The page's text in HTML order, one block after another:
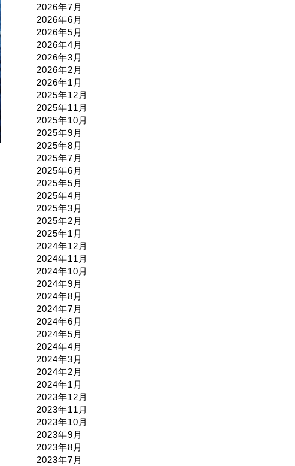
2026年7月
2026年6月
2026年5月
2026年4月
2026年3月
2026年2月
2026年1月
2025年12月
2025年11月
2025年10月
2025年9月
2025年8月
2025年7月
2025年6月
2025年5月
2025年4月
2025年3月
2025年2月
2025年1月
2024年12月
2024年11月
2024年10月
2024年9月
2024年8月
2024年7月
2024年6月
2024年5月
2024年4月
2024年3月
2024年2月
2024年1月
2023年12月
2023年11月
2023年10月
2023年9月
2023年8月
2023年7月